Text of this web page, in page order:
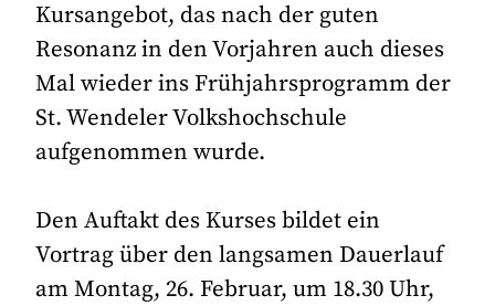
Kursangebot, das nach der guten
Resonanz in den Vorjahren auch dieses
Mal wieder ins Frühjahrsprogramm der
St. Wendeler Volkshochschule
aufgenommen wurde.
Den Auftakt des Kurses bildet ein
Vortrag über den langsamen Dauerlauf
am Montag, 26. Februar, um 18.30 Uhr,